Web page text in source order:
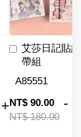
+
艾莎日記貼
帶組
NT$ 90.00
NT$ 180.00
-